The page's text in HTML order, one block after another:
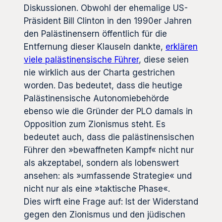
Diskussionen. Obwohl der ehemalige US-
Präsident Bill Clinton in den 1990er Jahren
den Palästinensern öffentlich für die
Entfernung dieser Klauseln dankte, erklären
viele palästinensische Führer, diese seien
nie wirklich aus der Charta gestrichen
worden. Das bedeutet, dass die heutige
Palästinensische Autonomiebehörde
ebenso wie die Gründer der PLO damals in
Opposition zum Zionismus steht. Es
bedeutet auch, dass die palästinensischen
Führer den »bewaffneten Kampf« nicht nur
als akzeptabel, sondern als lobenswert
ansehen: als »umfassende Strategie« und
nicht nur als eine »taktische Phase«.
Dies wirft eine Frage auf: Ist der Widerstand
gegen den Zionismus und den jüdischen